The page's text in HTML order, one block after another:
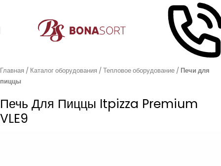
Главная Каталог оборудования Тепловое оборудование
Печи для
пиццы
Печь Для Пиццы Itpizza Premium
VLE9